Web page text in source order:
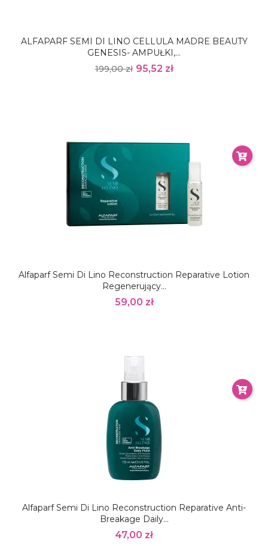
ALFAPARF SEMI DI LINO CELLULA MADRE BEAUTY
GENESIS- AMPUŁKI,...
199,00 zł 95,52 zł
Alfaparf Semi Di Lino Reconstruction Reparative Lotion
Regenerujący...
59,00 zł
Alfaparf Semi Di Lino Reconstruction Reparative Anti-
Breakage Daily...
47,00 zł